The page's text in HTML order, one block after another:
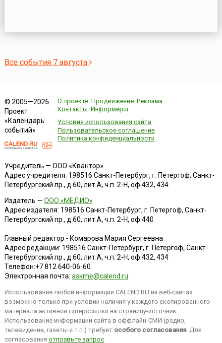
Все события 7 августа
© 2005—2026
Проект
«Календарь
событий»
О проекте Продвижение Реклама
Контакты Информеры
Условия использования сайта
Пользовательское соглашение
Политика конфиденциальности
Учредитель — ООО «Квантор»
Адрес учредителя: 198516 Санкт-Петербург, г. Петергоф, Санкт-
Петербургский пр., д.60, лит.А, ч.п. 2-Н, оф.432, 434
Издатель — ООО «МЕДИО»
Адрес издателя: 198516 Санкт-Петербург, г. Петергоф, Санкт-
Петербургский пр., д.60, лит.А, ч.п. 2-Н, оф.440
Главный редактор - Комарова Мария Сергеевна
Адрес редакции: 198516 Санкт-Петербург, г. Петергоф, Санкт-
Петербургский пр., д.60, лит.А, ч.п. 2-Н, оф.432, 434
Телефон:+7 812 640-06-60
Электронная почта: askme@calend.ru
Использование любой информации CALEND.RU на веб-сайтах
возможно только при условии наличия у каждого скопированного
материала активной гиперссылки на страницу-источник.
Использование информации сайта в оффлайн-СМИ (радио,
телевидение, газеты и т.п.) требует особого согласования. Для
согласования отправьте запрос.